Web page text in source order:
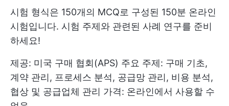
시험 형식은 150개의 MCQ로 구성된 150분 온라인
시험입니다. 시험 주제와 관련된 사례 연구를 준비
하세요!
제공: 미국 구매 협회(APS) 주요 주제: 구매 기초,
계약 관리, 프로세스 분석, 공급망 관리, 비용 분석,
협상 및 공급업체 관리 가격: 온라인에서 사용할 수